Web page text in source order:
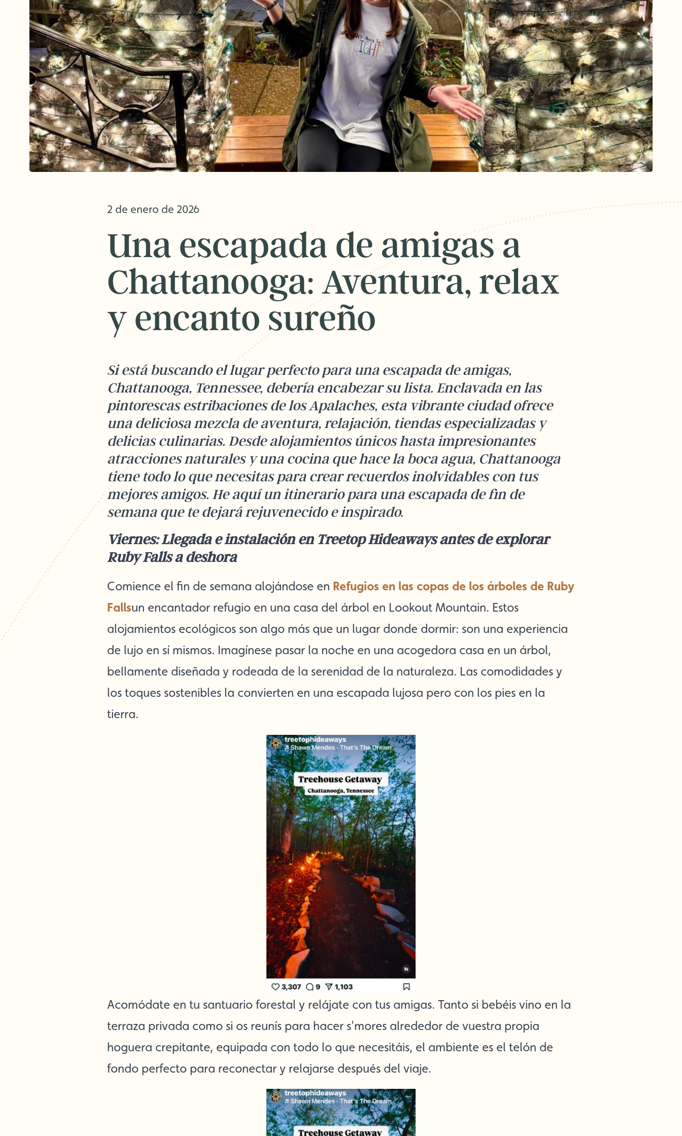
2 de enero de 2026
Una escapada de amigas a
Chattanooga: Aventura, relax
y encanto sureño
Si está buscando el lugar perfecto para una escapada de amigas,
Chattanooga, Tennessee, debería encabezar su lista. Enclavada en las
pintorescas estribaciones de los Apalaches, esta vibrante ciudad ofrece
una deliciosa mezcla de aventura, relajación, tiendas especializadas y
delicias culinarias. Desde alojamientos únicos hasta impresionantes
atracciones naturales y una cocina que hace la boca agua, Chattanooga
tiene todo lo que necesitas para crear recuerdos inolvidables con tus
mejores amigos. He aquí un itinerario para una escapada de fin de
semana que te dejará rejuvenecido e inspirado.
Viernes: Llegada e instalación en Treetop Hideaways antes de explorar
Ruby Falls a deshora
Comience el fin de semana alojándose en Refugios en las copas de los árboles de Ruby
Fallsun encantador refugio en una casa del árbol en Lookout Mountain. Estos
alojamientos ecológicos son algo más que un lugar donde dormir: son una experiencia
de lujo en sí mismos. Imagínese pasar la noche en una acogedora casa en un árbol,
bellamente diseñada y rodeada de la serenidad de la naturaleza. Las comodidades y
los toques sostenibles la convierten en una escapada lujosa pero con los pies en la
tierra.
Acomódate en tu santuario forestal y relájate con tus amigas. Tanto si bebéis vino en la
terraza privada como si os reunís para hacer s'mores alrededor de vuestra propia
hoguera crepitante, equipada con todo lo que necesitáis, el ambiente es el telón de
fondo perfecto para reconectar y relajarse después del viaje.